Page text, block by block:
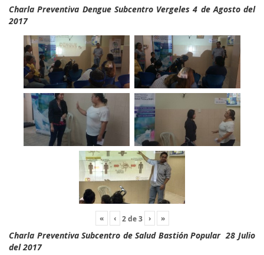
Charla Preventiva Dengue Subcentro Vergeles 4 de Agosto del
2017
« ‹ 2de3 › »
Charla Preventiva Subcentro de Salud Bastión Popular 28 Julio
del 2017